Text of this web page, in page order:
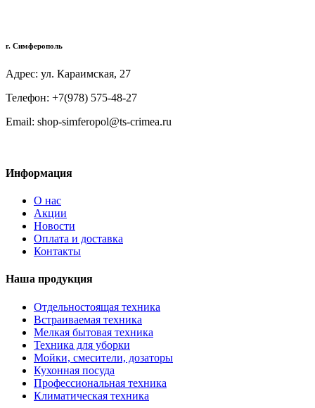
г. Симферополь
Адрес: ул. Караимская, 27
Телефон: +7(978) 575-48-27
Email: shop-simferopol@ts-crimea.ru
Информация
О нас
Акции
Новости
Оплата и доставка
Контакты
Наша продукция
Отдельностоящая техника
Встраиваемая техника
Мелкая бытовая техника
Техника для уборки
Мойки, смесители, дозаторы
Кухонная посуда
Профессиональная техника
Климатическая техника